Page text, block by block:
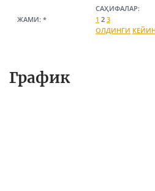
Выбрать
ЖАМИ: *
САҲИФАЛАР:
1 2 3
ОЛДИНГИ
График